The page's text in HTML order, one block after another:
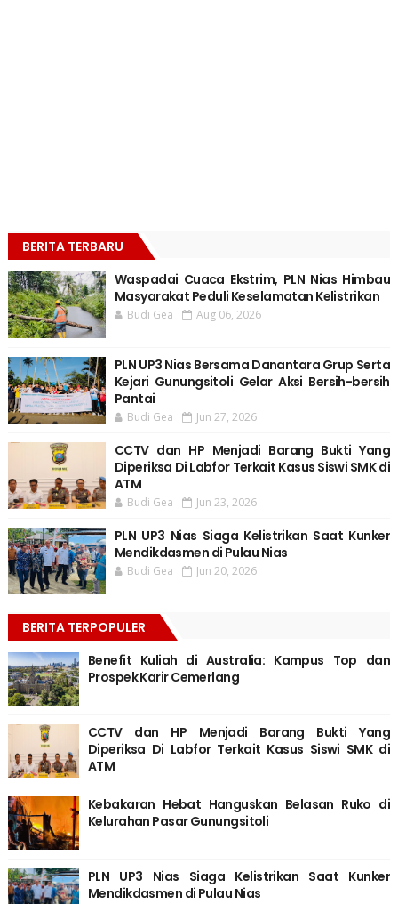
BERITA TERBARU
Waspadai Cuaca Ekstrim, PLN Nias Himbau
Masyarakat Peduli Keselamatan Kelistrikan
Budi Gea Aug 06, 2026
PLN UP3 Nias Bersama Danantara Grup Serta
Kejari Gunungsitoli Gelar Aksi Bersih-bersih
Pantai
Budi Gea Jun 27, 2026
CCTV dan HP Menjadi Barang Bukti Yang
Diperiksa Di Labfor Terkait Kasus Siswi SMK di
ATM
Budi Gea Jun 23, 2026
PLN UP3 Nias Siaga Kelistrikan Saat Kunker
Mendikdasmen di Pulau Nias
Budi Gea Jun 20, 2026
BERITA TERPOPULER
Benefit Kuliah di Australia: Kampus Top dan
Prospek Karir Cemerlang
CCTV dan HP Menjadi Barang Bukti Yang
Diperiksa Di Labfor Terkait Kasus Siswi SMK di
ATM
Kebakaran Hebat Hanguskan Belasan Ruko di
Kelurahan Pasar Gunungsitoli
PLN UP3 Nias Siaga Kelistrikan Saat Kunker
Mendikdasmen di Pulau Nias